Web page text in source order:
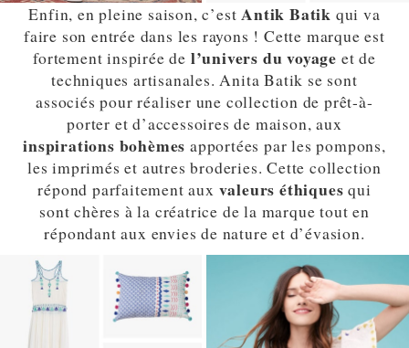
Enfin, en pleine saison, c’est Antik Batik qui va
faire son entrée dans les rayons ! Cette marque est
fortement inspirée de l’univers du voyage et de
techniques artisanales. Anita Batik se sont
associés pour réaliser une collection de prêt-à-
porter et d’accessoires de maison, aux
inspirations bohèmes apportées par les pompons,
les imprimés et autres broderies. Cette collection
répond parfaitement aux valeurs éthiques qui
sont chères à la créatrice de la marque tout en
répondant aux envies de nature et d’évasion.